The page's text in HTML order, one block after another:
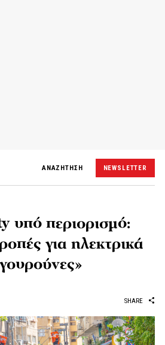
ΑΝΑΖΗΤΗΣΗ NEWSLETTER
περιορισμό:
για ηλεκτρικά
SHARE